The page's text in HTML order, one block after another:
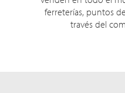
ferreterías, puntos
través del